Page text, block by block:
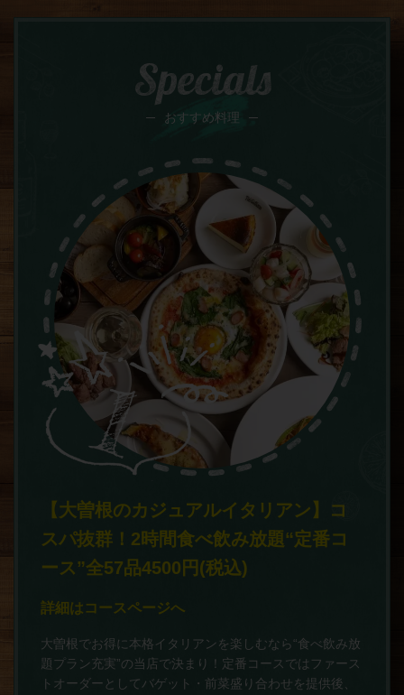
Specials
おすすめ料理
【大曽根のカジュアルイタリアン】コ
スパ抜群！2時間食べ飲み放題“定番コ
ース”全57品4500円(税込)
詳細はコースページへ
大曽根でお得に本格イタリアンを楽しむなら“食べ飲み放
題プラン充実”の当店で決まり！定番コースではファース
トオーダーとしてバゲット・前菜盛り合わせを提供後、